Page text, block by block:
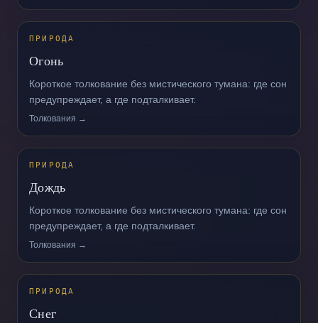
ПРИРОДА
Огонь
Короткое толкование без мистического тумана: где сон
предупреждает, а где подталкивает.
Толкования →
ПРИРОДА
Дождь
Короткое толкование без мистического тумана: где сон
предупреждает, а где подталкивает.
Толкования →
ПРИРОДА
Снег